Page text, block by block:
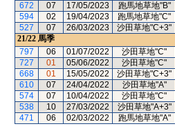
672
07 17/05/2023 跑馬地草地"B"
594
02 19/04/2023 跑馬地草地"C"
527
07 26/03/2023 沙田草地"C+3"
21/22 馬季
797
06 01/07/2022 沙田草地"C"
727
01 05/06/2022 沙田草地"C"
668
01 15/05/2022 沙田草地"C+3"
610
07 24/04/2022 沙田草地"A"
574
07 10/04/2022 沙田草地"C"
538
10 27/03/2022 沙田草地"A+3"
471
06 02/03/2022 跑馬地草地"A"